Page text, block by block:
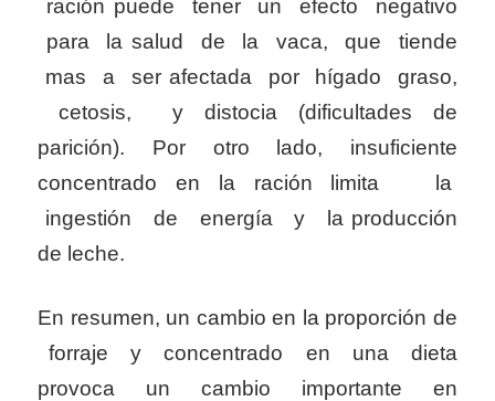
ración puede tener un efecto negativo
para la salud de la vaca, que tiende
mas a ser afectada por hígado graso,
cetosis, y distocia (dificultades de
parición). Por otro lado, insuficiente
concentrado en la ración limita la
ingestión de energía y la producción
de leche.
En resumen, un cambio en la proporción de
forraje y concentrado en una dieta
provoca un cambio importante en